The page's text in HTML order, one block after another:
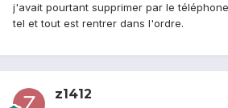
j'avait pourtant supprimer par le
tel et tout est rentrer dans l'ordre.
z1412